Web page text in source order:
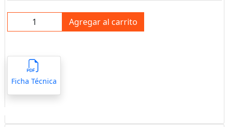
Agregar al carrito
Ficha Técnica